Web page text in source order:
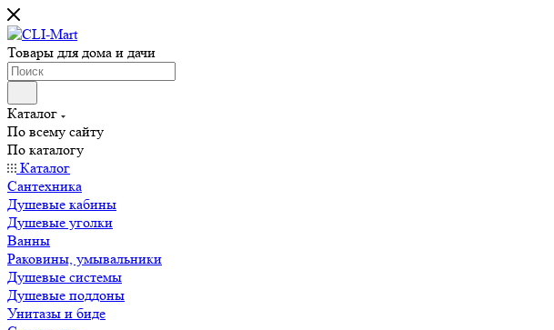
Товары для дома и дачи
Каталог
По всему сайту
По каталогу
Каталог
Сантехника
Душевые кабины
Душевые уголки
Ванны
Раковины, умывальники
Душевые системы
Душевые поддоны
Унитазы и биде